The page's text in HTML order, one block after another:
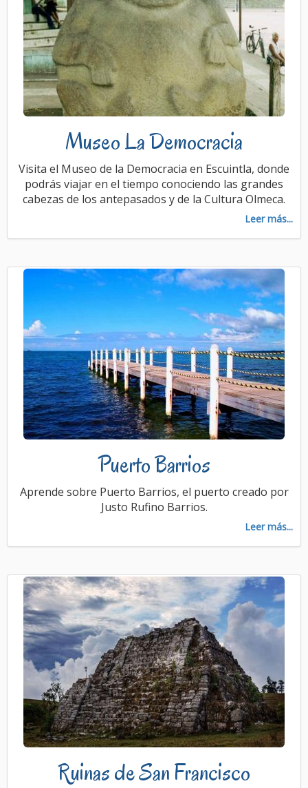
Museo La Democracia
Visita el Museo de la Democracia en Escuintla, donde
podrás viajar en el tiempo conociendo las grandes
cabezas de los antepasados y de la Cultura Olmeca.
Leer más...
Puerto Barrios
Aprende sobre Puerto Barrios, el puerto creado por
Justo Rufino Barrios.
Leer más...
Ruinas de San Francisco